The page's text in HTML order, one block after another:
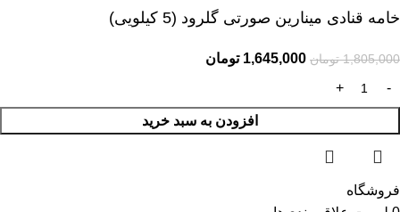
خامه قنادی مینارین صورتی گلرود (5 کیلویی)
1,805,000 تومان 1,645,000 تومان
افزودن به سبد خرید
فروشگاه